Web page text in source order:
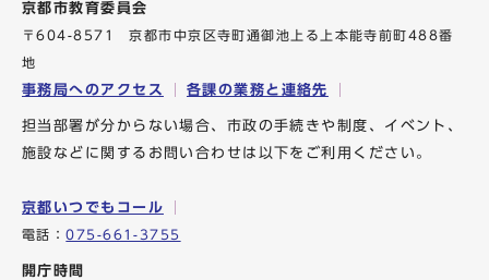
京都市教育委員会
〒604-8571 京都市中京区寺町通御池上る上本能寺前町488番
地
事務局へのアクセス 各課の業務と連絡先
担当部署が分からない場合、市政の手続きや制度、イベント、
施設などに関するお問い合わせは以下をご利用ください。
京都いつでもコール
電話：075-661-3755
開庁時間